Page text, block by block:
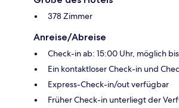
378 Zimmer
Anreise/Abreise
Check-in ab: 15:00 Uhr, möglich
Ein kontaktloser Check-in und
Express-Check-in/out verfügbar
Früher Check-in unterliegt der